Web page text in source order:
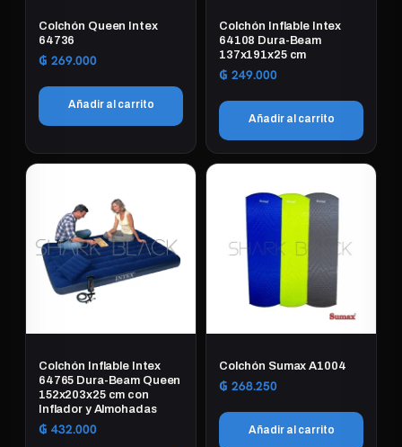
Colchón Queen Intex
64736
₲ 269.000
Añadir al carrito
Colchón Inflable Intex
64108 Dura-Beam
137x191x25 cm
₲ 249.000
Añadir al carrito
Colchón Inflable Intex
64765 Dura-Beam Queen
152x203x25 cm con
Inflador y Almohadas
₲ 432.000
Colchón Sumax A1004
₲ 268.250
Añadir al carrito